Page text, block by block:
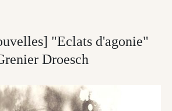
"Eclats d'agonie"
Droesch